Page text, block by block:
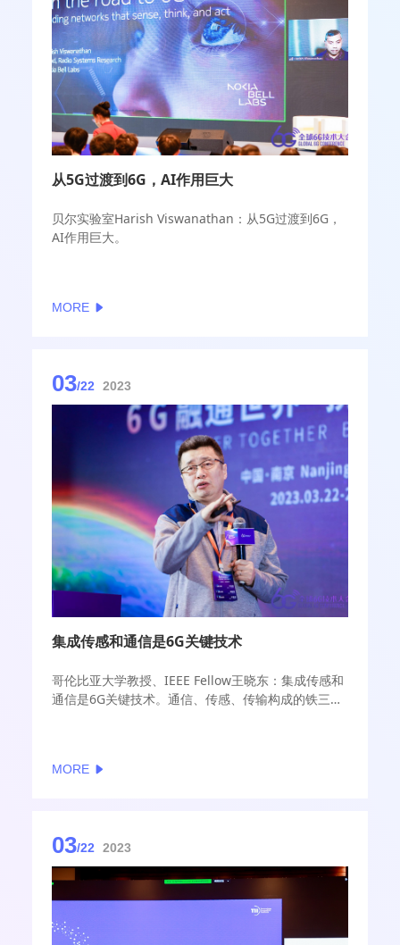
从5G过渡到6G，AI作用巨大
贝尔实验室Harish Viswanathan：从5G过渡到6G，
AI作用巨大。
MORE
03/22 2023
集成传感和通信是6G关键技术
哥伦比亚大学教授、IEEE Fellow王晓东：集成传感和
通信是6G关键技术。通信、传感、传输构成的铁三
MORE
03/22 2023